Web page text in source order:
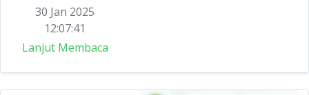
30 Jan 2025
12:07:41
Lanjut Membaca